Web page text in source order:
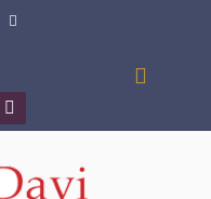


